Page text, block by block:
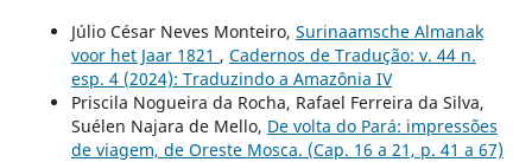
Júlio César Neves Monteiro, Surinaamsche Almanak
voor het Jaar 1821 , Cadernos de Tradução: v. 44 n.
esp. 4 (2024): Traduzindo a Amazônia IV
Priscila Nogueira da Rocha, Rafael Ferreira da Silva,
Suélen Najara de Mello, De volta do Pará: impressões
de viagem, de Oreste Mosca. (Cap. 16 a 21, p. 41 a 67)